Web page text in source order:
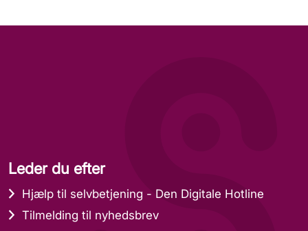
Leder du efter
Hjælp til selvbetjening - Den Digitale Hotline
Tilmelding til nyhedsbrev